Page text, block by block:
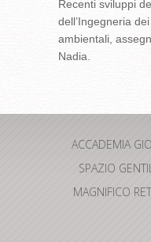
Recenti sviluppi
dell’Ingegneria
ambientali,
Nadia.
ACCADEMIA
SPAZIO
MAGNIFICO